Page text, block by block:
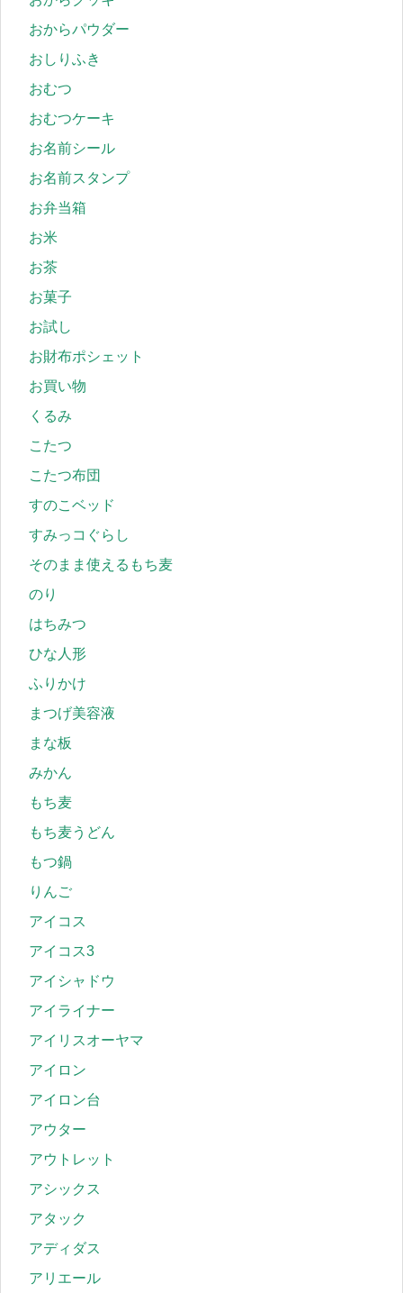
おからパウダー
おしりふき
おむつ
おむつケーキ
お名前シール
お名前スタンプ
お弁当箱
お米
お茶
お菓子
お試し
お財布ポシェット
お買い物
くるみ
こたつ
こたつ布団
すのこベッド
すみっコぐらし
そのまま使えるもち麦
のり
はちみつ
ひな人形
ふりかけ
まつげ美容液
まな板
みかん
もち麦
もち麦うどん
もつ鍋
りんご
アイコス
アイコス3
アイシャドウ
アイライナー
アイリスオーヤマ
アイロン
アイロン台
アウター
アウトレット
アシックス
アタック
アディダス
アリエール